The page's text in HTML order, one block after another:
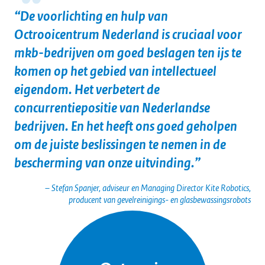
De voorlichting en hulp van
Octrooicentrum Nederland is cruciaal voor
mkb-bedrijven om goed beslagen ten ijs te
komen op het gebied van intellectueel
eigendom. Het verbetert de
concurrentiepositie van Nederlandse
bedrijven. En het heeft ons goed geholpen
om de juiste beslissingen te nemen in de
bescherming van onze uitvinding.
– Stefan Spanjer, adviseur en Managing Director Kite Robotics,
producent van gevelreinigings- en glasbewassingsrobots